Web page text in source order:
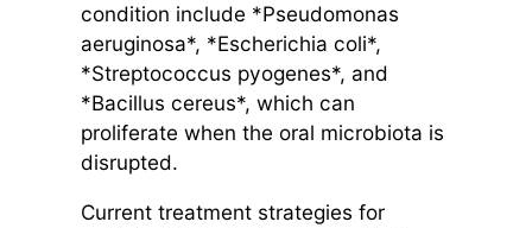
condition include *Pseudomonas
aeruginosa*, *Escherichia coli*,
*Streptococcus pyogenes*, and
*Bacillus cereus*, which can
proliferate when the oral microbiota is
disrupted.
Current treatment strategies for